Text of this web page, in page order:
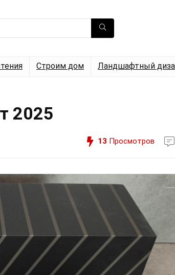
Строим дом Ландшафтный
2025
13 Просмотров